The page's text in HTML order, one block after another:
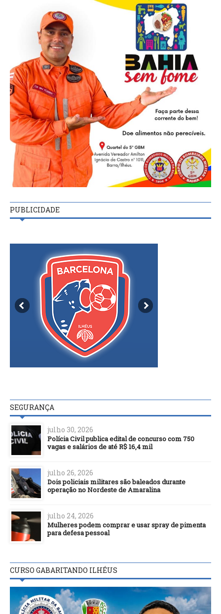
PUBLICIDADE
SEGURANÇA
julho 30, 2026
Polícia Civil publica edital de concurso com 750
vagas e salários de até R$ 16,4 mil
julho 26, 2026
Dois policiais militares são baleados durante
operação no Nordeste de Amaralina
julho 24, 2026
Mulheres podem comprar e usar spray de pimenta
para defesa pessoal
CURSO GABARITANDO ILHÉUS